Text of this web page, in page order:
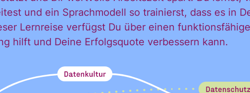
und ein Sprachmodell so trainierst, dass es in
Lernreise verfügst Du über einen
hilft und Deine Erfolgsquote verbessern kann.